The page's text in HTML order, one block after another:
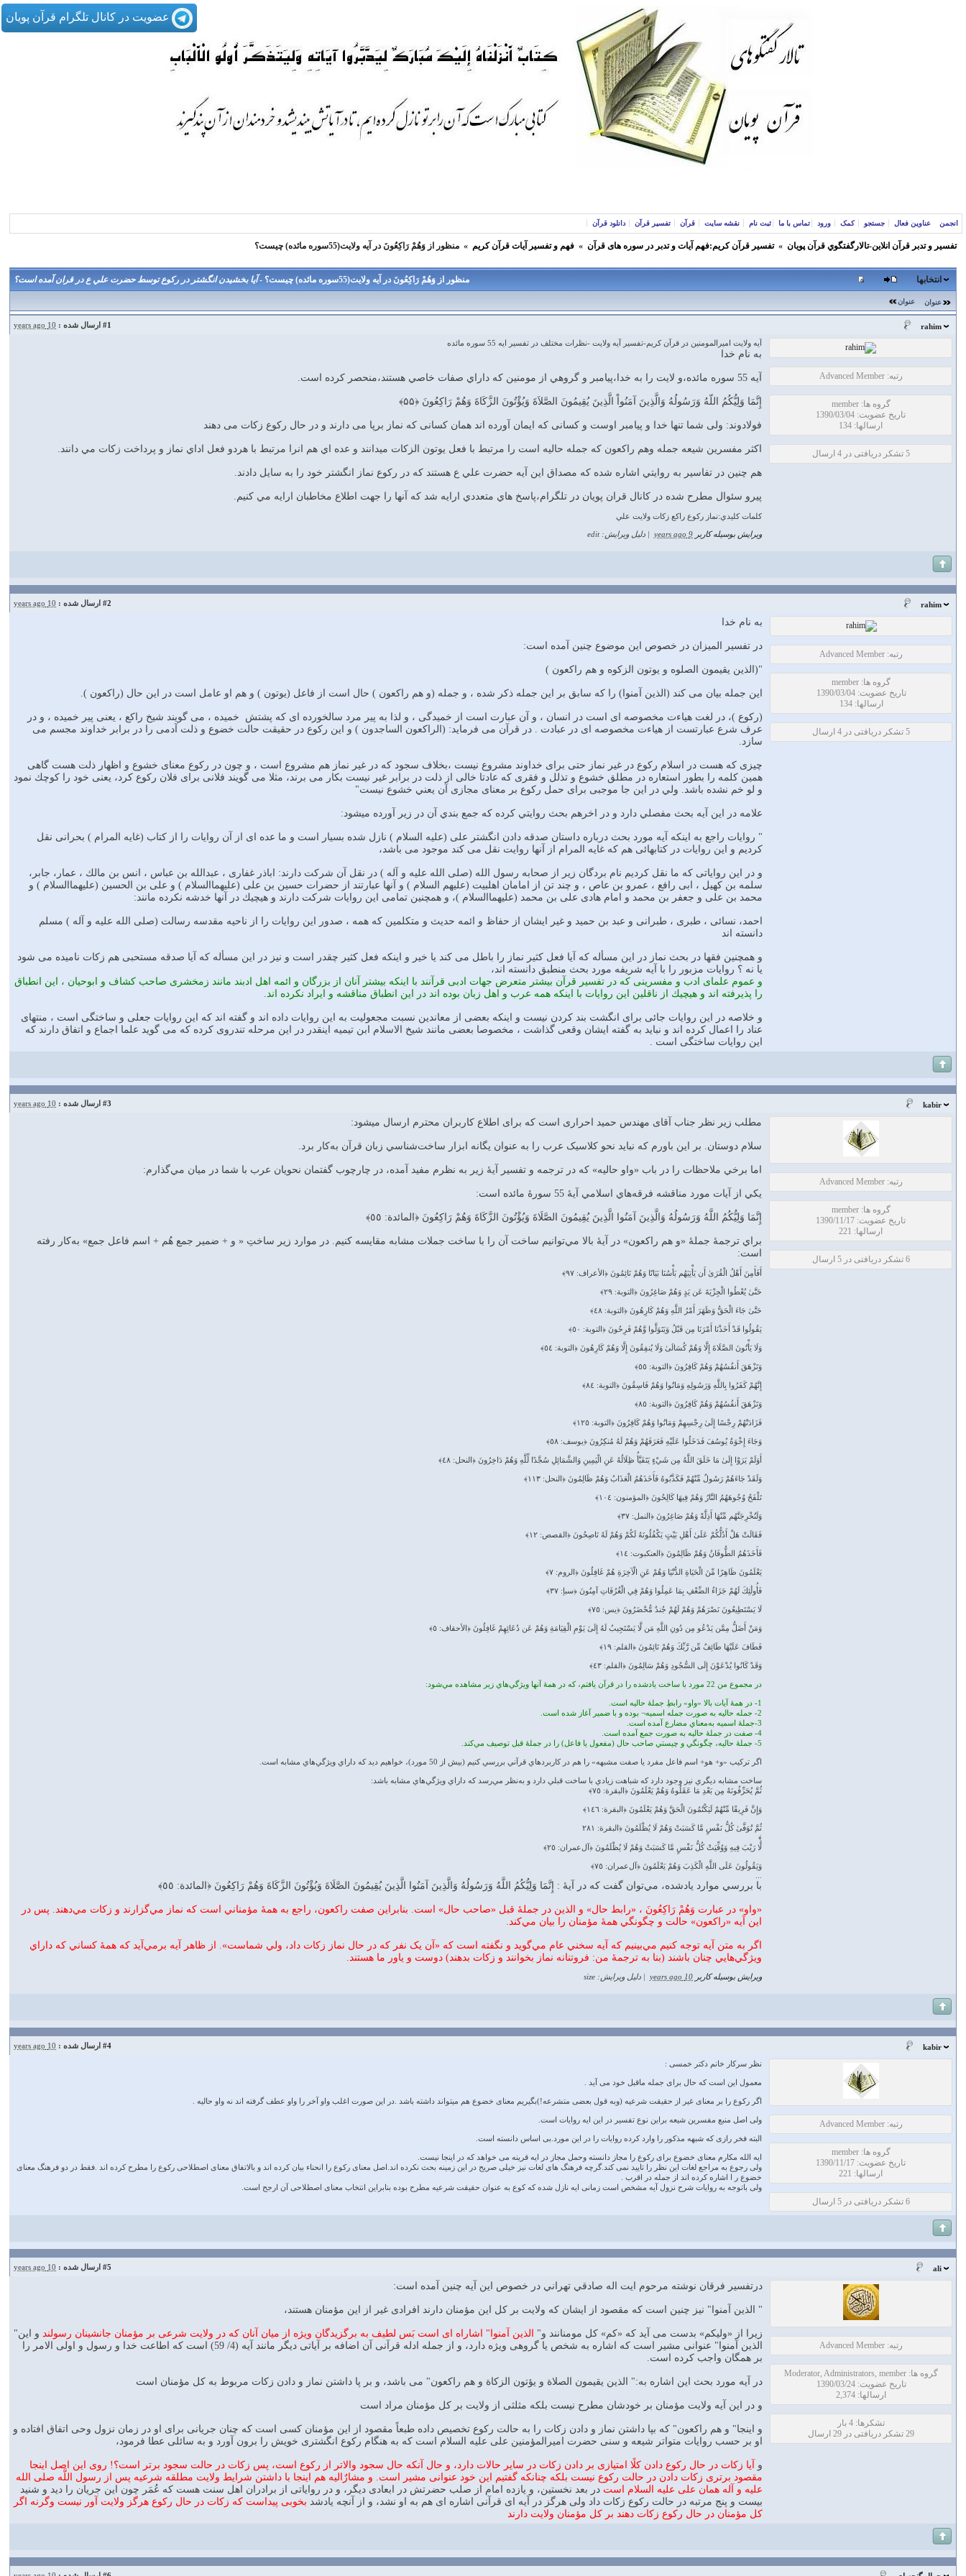
عضویت در کانال تلگرام قرآن پویان
انجمن عناوین فعال جستجو کمک ورود تماس با ما ثبت نام نقشه سایت قرآن تفسیر قرآن دانلود قرآن
تفسير و‌ تدبر قرآن انلاين-تالارگفتگوي قرآن پویان » تفسير قرآن كريم:فهم آيات و تدبر در سوره های قرآن » فهم و تفسير آيات قرآن كريم » منظور از وَهُمْ رَاكِعُونَ در آيه ولايت(55سوره مائده) چيست؟
منظور از وَهُمْ رَاكِعُونَ در آيه ولايت(55سوره مائده) چيست؟ - آيا بخشيدن انگشتر در ركوع توسط حضرت علي ع در قران آمده است؟ انتخابها
عنوان عنوان
rahim
#1 ارسال شده : 10 years ago
رتبه: Advanced Member
گروه ها: member
تاریخ عضویت: 1390/03/04
ارسالها: 134
5 تشکر دریافتی در 4 ارسال
آيه ولايت اميرالمومنين در قرآن كريم-تفسير آيه ولايت -نظرات مختلف در تفسير ايه 55 سوره مائده
به نام خدا
آيه 55 سوره مائده،و لايت را به خدا،پيامبر و گروهي از مومنين كه داراي صفات خاصي هستند،منحصر كرده است.
إِنَّمَا وَلِيُّكُمُ اللّهُ وَرَسُولُهُ وَالَّذِينَ آمَنُواْ الَّذِينَ يُقِيمُونَ الصَّلاَةَ وَيُؤْتُونَ الزَّكَاةَ وَهُمْ رَاكِعُونَ ﴿۵۵﴾
فولادوند: ولى شما تنها خدا و پيامبر اوست و كسانى كه ايمان آورده‏ اند همان كسانى كه نماز برپا مى ‏دارند و در حال ركوع زكات مى‏ دهند
اكثر مفسرين شيعه جمله وهم راكعون كه جمله حاليه است را مرتبط با فعل يوتون الزكات ميدانند و عده اي هم انرا مرتبط با هردو فعل اداي نماز و پرداخت زكات مي دانند.
هم چنين در تفاسير به روايتي اشاره شده كه مصداق اين آيه حضرت علي ع هستند كه در ركوع نماز انگشتر خود را به سايل دادند.
پيرو سئوال مطرح شده در كانال قران پويان در تلگرام،پاسخ هاي متعددي ارايه شد كه آنها را جهت اطلاع مخاطبان ارايه مي كنيم.
كلمات كليدي:نماز ركوع راكع زكات ولايت علي
ویرایش بوسیله کاربر 9 years ago دلیل ویرایش: edit
rahim
#2 ارسال شده : 10 years ago
رتبه: Advanced Member
گروه ها: member
تاریخ عضویت: 1390/03/04
ارسالها: 134
5 تشکر دریافتی در 4 ارسال
به نام خدا
در تفسير الميزان در خصوص اين موضوع چنين آمده است:
"(الذين يقيمون الصلوه و يوتون الزكوه و هم راكعون )
اين جمله بيان مى كند (الذين آمنوا) را كه سابق بر اين جمله ذكر شده ، و جمله (و هم راكعون ) حال است از فاعل (يوتون ) و هم او عامل است در اين حال (راكعون ).
(ركوع )، در لغت هياءت مخصوصه اى است در انسان ، و آن عبارت است از خميدگى ، و لذا به پير مرد سالخورده اى كه پشتش ‍ خميده ، مى گويند شيخ راكع ، يعنى پير خميده ، و در
عرف شرع عبارتست از هياءت مخصوصه اى در عبادت . در قرآن مى فرمايد: (الراكعون الساجدون ) و اين ركوع در حقيقت حالت خضوع و ذلت آدمى را در برابر خداوند مجسم مى
سازد.
چيزى كه هست در اسلام ركوع در غير نماز حتى براى خداوند مشروع نيست ،بخلاف سجود كه در غير نماز هم مشروع است ، و چون در ركوع معناى خشوع و اظهار ذلت هست گاهى
همين كلمه را بطور استعاره در مطلق خشوع و تذلل و فقرى كه عادتا خالى از ذلت در برابر غير نيست بكار مى برند، مثلا مى گويند فلانى براى فلان ركوع كرد، يعنى خود را كوچك نمود
و لو خم نشده باشد. ولي در اين جا موجبى براى حمل ركوع بر معناى مجازى آن يعني خشوع نيست"
علامه در اين آيه بحث مفصلي دارد و در اخرهم بحث روايتي كرده كه جمع بندي آن در زير آورده ميشود:
" روايات راجع به اينكه آيه مورد بحث درباره داستان صدقه دادن انگشتر على (عليه السلام ) نازل شده بسيار است و ما عده اى از آن روايات را از كتاب (غايه المرام ) بحرانى نقل
كرديم و اين روايات در كتابهائى هم كه غايه المرام از آنها روايت نقل مى كند موجود مى باشد،
و در اين رواياتى كه ما نقل كرديم نام بردگان زير از صحابه رسول الله (صلى الله عليه و آله ) در نقل آن شركت دارند: اباذر غفارى ، عبدالله بن عباس ، انس بن مالك ، عمار، جابر،
سلمه بن كهيل ، ابى رافع ، عمرو بن عاص ، و چند تن از امامان اهلبيت (عليهم السلام ) و آنها عبارتند از حضرات حسين بن على (عليهماالسلام ) و على بن الحسين (عليهماالسلام ) و
محمد بن على و جعفر بن محمد و امام هادى على بن محمد (عليهماالسلام )، و همچنين تمامى اين روايات شركت دارند و هيچيك در آنها خدشه نكرده مانند:
احمد، نسائى ، طبرى ، طبرانى و عبد بن حميد و غير ايشان از حفاظ و ائمه حديث و متكلمين كه همه ، صدور اين روايات را از ناحيه مقدسه رسالت (صلى الله عليه و آله ) مسلم
دانسته اند
و همچنين فقها در بحث نماز در اين مسأله كه آيا فعل كثير نماز را باطل مى كند يا خير و اينكه فعل كثير چقدر است و نيز در اين مسأله كه آيا صدقه مستحبى هم زكات ناميده مى شود
يا نه ؟ روايات مزبور را با آيه شريفه مورد بحث منطبق دانسته اند،
و عموم علماى ادب و مفسرينى كه در تفسير قرآن بيشتر متعرض جهات ادبى قرآنند با اينكه بيشتر آنان از بزرگان و ائمه اهل ادبند مانند زمخشرى صاحب كشاف و ابوحيان ، اين انطباق
را پذيرفته اند و هيچيك از ناقلين اين روايات با اينكه همه عرب و اهل زبان بوده اند در اين انطباق مناقشه و ايراد نكرده اند.
و خلاصه در اين روايات جائى براى انگشت بند كردن نيست و اينكه بعضى از معاندين نسبت مجعوليت به اين روايات داده اند و گفته اند كه اين روايات جعلى و ساختگى است ، منتهاى
عناد را اعمال كرده اند و نبايد به گفته ايشان وقعى گذاشت ، مخصوصا بعضى مانند شيخ الاسلام ابن تيميه اينقدر در اين مرحله تندروى كرده كه مى گويد علما اجماع و اتفاق دارند كه
اين روايات ساختگى است .
kabir
#3 ارسال شده : 10 years ago
رتبه: Advanced Member
گروه ها: member
تاریخ عضویت: 1390/11/17
ارسالها: 221
6 تشکر دریافتی در 5 ارسال
مطلب زیر نظر جناب آقای مهندس حمید احراری است که برای اطلاع کاربران محترم ارسال میشود:
سلام دوستان. بر اين باورم که نبايد نحو کلاسيک عرب را به عنوان يگانه ابزار ساخت‌شناسي زبان قرآن به‌کار برد.
اما برخي ملاحظات را در باب «واو حاليه» که در ترجمه و تفسير آيهٔ زير به نظرم مفيد آمده، در چارچوب گفتمان نحويان عرب با شما در ميان مي‌گذارم:
يکي از آيات مورد مناقشه فرقه‌هاي اسلامي آيهٔ 55 سورهٔ مائده است:
إِنَّمَا وَلِيُّكُمُ اللَّهُ وَرَسُولُهُ وَالَّذِينَ آمَنُوا الَّذِينَ يُقِيمُونَ الصَّلَاةَ وَيُؤْتُونَ الزَّكَاةَ وَهُمْ رَاكِعُونَ ﴿المائدة: ٥٥﴾
براي ترجمهٔ جملهٔ «و هم راکعون» در آيهٔ بالا مي‌توانيم ساخت آن را با ساخت جملات مشابه مقايسه کنيم. در موارد زير ساختِ « و + ضمير جمع هُم + اسم فاعل جمع» به‌کار رفته
است:
أَفَأَمِنَ أَهْلُ الْقُرَىٰ أَن يَأْتِيَهُم بَأْسُنَا بَيَاتًا وَهُمْ نَائِمُونَ ﴿الأعراف: ٩٧﴾
حَتَّىٰ يُعْطُوا الْجِزْيَةَ عَن يَدٍ وَهُمْ صَاغِرُونَ ﴿التوبة: ٢٩﴾
حَتَّىٰ جَاءَ الْحَقُّ وَظَهَرَ أَمْرُ اللَّهِ وَهُمْ كَارِهُونَ ﴿التوبة: ٤٨﴾
يَقُولُوا قَدْ أَخَذْنَا أَمْرَنَا مِن قَبْلُ وَيَتَوَلَّوا وَّهُمْ فَرِحُونَ ﴿التوبة: ٥٠﴾
وَلَا يَأْتُونَ الصَّلَاةَ إِلَّا وَهُمْ كُسَالَىٰ وَلَا يُنفِقُونَ إِلَّا وَهُمْ كَارِهُونَ ﴿التوبة: ٥٤﴾
وَتَزْهَقَ أَنفُسُهُمْ وَهُمْ كَافِرُونَ ﴿التوبة: ٥٥﴾
إِنَّهُمْ كَفَرُوا بِاللَّهِ وَرَسُولِهِ وَمَاتُوا وَهُمْ فَاسِقُونَ ﴿التوبة: ٨٤﴾
وَتَزْهَقَ أَنفُسُهُمْ وَهُمْ كَافِرُونَ ﴿التوبة: ٨٥﴾
فَزَادَتْهُمْ رِجْسًا إِلَىٰ رِجْسِهِمْ وَمَاتُوا وَهُمْ كَافِرُونَ ﴿التوبة: ١٢٥﴾
وَجَاءَ إِخْوَةُ يُوسُفَ فَدَخَلُوا عَلَيْهِ فَعَرَفَهُمْ وَهُمْ لَهُ مُنكِرُونَ ﴿يوسف: ٥٨﴾
أَوَلَمْ يَرَوْا إِلَىٰ مَا خَلَقَ اللَّهُ مِن شَيْءٍ يَتَفَيَّأُ ظِلَالُهُ عَنِ الْيَمِينِ وَالشَّمَائِلِ سُجَّدًا لِّلَّهِ وَهُمْ دَاخِرُونَ ﴿النحل: ٤٨﴾
وَلَقَدْ جَاءَهُمْ رَسُولٌ مِّنْهُمْ فَكَذَّبُوهُ فَأَخَذَهُمُ الْعَذَابُ وَهُمْ ظَالِمُونَ ﴿النحل: ١١٣﴾
تَلْفَحُ وُجُوهَهُمُ النَّارُ وَهُمْ فِيهَا كَالِحُونَ ﴿المؤمنون: ١٠٤﴾
وَلَنُخْرِجَنَّهُم مِّنْهَا أَذِلَّةً وَهُمْ صَاغِرُونَ ﴿النمل: ٣٧﴾
فَقَالَتْ هَلْ أَدُلُّكُمْ عَلَىٰ أَهْلِ بَيْتٍ يَكْفُلُونَهُ لَكُمْ وَهُمْ لَهُ نَاصِحُونَ ﴿القصص: ١٢﴾
فَأَخَذَهُمُ الطُّوفَانُ وَهُمْ ظَالِمُونَ ﴿العنكبوت: ١٤﴾
يَعْلَمُونَ ظَاهِرًا مِّنَ الْحَيَاةِ الدُّنْيَا وَهُمْ عَنِ الْآخِرَةِ هُمْ غَافِلُونَ ﴿الروم: ٧﴾
فَأُولَٰئِكَ لَهُمْ جَزَاءُ الضِّعْفِ بِمَا عَمِلُوا وَهُمْ فِي الْغُرُفَاتِ آمِنُونَ ﴿سبإ: ٣٧﴾
لَا يَسْتَطِيعُونَ نَصْرَهُمْ وَهُمْ لَهُمْ جُندٌ مُّحْضَرُونَ ﴿يس: ٧٥﴾
وَمَنْ أَضَلُّ مِمَّن يَدْعُو مِن دُونِ اللَّهِ مَن لَّا يَسْتَجِيبُ لَهُ إِلَىٰ يَوْمِ الْقِيَامَةِ وَهُمْ عَن دُعَائِهِمْ غَافِلُونَ ﴿الأحقاف: ٥﴾
فَطَافَ عَلَيْهَا طَائِفٌ مِّن رَّبِّكَ وَهُمْ نَائِمُونَ ﴿القلم: ١٩﴾
وَقَدْ كَانُوا يُدْعَوْنَ إِلَى السُّجُودِ وَهُمْ سَالِمُونَ ﴿القلم: ٤٣﴾
در مجموع من 22 مورد با ساخت يادشده را در قرآن يافتم، که در همهٔ آنها ويژگي‌هاي زير مشاهده مي‌شود:
1- در همهٔ آيات بالا «واو» رابطِ جملهٔ حاليه است.
2- جمله حالیه به صورت جمله اسمیه¬ بوده و با ضمیر آغاز شده است.
3-جملهٔ اسميه به‌معناي مضارع آمده است.
4- صفت در جملهٔ حاليه به صورت جمع آمده است.
5- جملهٔ حاليه، چگونگي و چيستي صاحب حال (مفعول يا فاعل) را در جملهٔ قبل توصيف مي‌کند.
اگر ترکيب «و+ هو+ اسم فاعل مفرد يا صفت مشبهه» را هم در کاربردهاي قرآني بررسي کنيم (بيش از 50 مورد)، خواهيم ديد که داراي ويژگي‌هاي مشابه است.
ساخت مشابه ديگري نيز وجود دارد که شباهت زيادي با ساخت قبلي دارد و به‌نظر مي‌رسد که داراي ويژگي‌هاي مشابه باشد:
ثُمَّ يُحَرِّفُونَهُ مِن بَعْدِ مَا عَقَلُوهُ وَهُمْ يَعْلَمُونَ ﴿البقرة: ٧٥﴾
وَإِنَّ فَرِيقًا مِّنْهُمْ لَيَكْتُمُونَ الْحَقَّ وَهُمْ يَعْلَمُونَ ﴿البقرة: ١٤٦﴾
ثُمَّ تُوَفَّىٰ كُلُّ نَفْسٍ مَّا كَسَبَتْ وَهُمْ لَا يُظْلَمُونَ ﴿البقرة: ٢٨١
﴾
لَّا رَيْبَ فِيهِ وَوُفِّيَتْ كُلُّ نَفْسٍ مَّا كَسَبَتْ وَهُمْ لَا يُظْلَمُونَ ﴿آل‌عمران: ٢٥﴾
وَيَقُولُونَ عَلَى اللَّهِ الْكَذِبَ وَهُمْ يَعْلَمُونَ ﴿آل‌عمران: ٧٥﴾
با بررسي موارد يادشده، مي‌توان گفت که در آيهٔ : إِنَّمَا وَلِيُّكُمُ اللَّهُ وَرَسُولُهُ وَالَّذِينَ آمَنُوا الَّذِينَ يُقِيمُونَ الصَّلَاةَ وَيُؤْتُونَ الزَّكَاةَ وَهُمْ رَاكِعُونَ ﴿المائدة: ٥٥﴾
«واو» در عبارت وَهُمْ رَاكِعُونَ ، «رابط حال» و الذين در جملهٔ قبل «صاحب حال» است. بنابراين صفت راکعون، راجع به همهٔ مؤمناني است که نماز مي‌گزارند و زکات مي‌دهند. پس در
اين آيه «راکعون» حالت و چگونگي همهٔ مؤمنان را بيان مي‌کند.
اگر به متن آيه توجه کنيم مي‌بينيم که آيه سخني عام مي‌گويد و نگفته است که «آن يک نفر که در حال نماز زکات داد، ولي شماست». از ظاهر آيه برمي‌آيد که همهٔ کساني که داراي
ويژگي‌هايي چنان باشند (بنا به ترجمهٔ من: فروتنانه نماز بخوانند و زکات بدهند) دوست و ياور ما هستند.
ویرایش بوسیله کاربر 10 years ago دلیل ویرایش: size
kabir
#4 ارسال شده : 10 years ago
رتبه: Advanced Member
گروه ها: member
تاریخ عضویت: 1390/11/17
ارسالها: 221
6 تشکر دریافتی در 5 ارسال
نظر سرکار خانم دکتر خمسی :
معمول این است که حال برای جمله ماقبل خود می آید .
اگر رکوع را بر معنای غیر از حقیقت شرعیه (وبه قول بعضی متشرعه!)بگیریم معنای خضوع هم میتواند داشته باشد .در این صورت اغلب واو آخر را واو عطف گرفته اند نه واو حالیه .
ولی اصل منبع مفسرین شیعه براین نوع تفسیر در این ایه روایات است.
البته فخر رازی که شبهه مذکور را وارد کرده روایات را در این مورد.بی اساس دانسته است.
ایه الله مکارم معنای خضوع برای رکوع را مجاز دانسته وحمل مجاز در ایه قرینه می خواهد که در اینجا نیست.
ولی رجوع به مراجع لغات این نظر را تایید نمی کند.گرچه فرهنگ های لغات نیز خیلی صریح در این زمینه بحث نکرده اند.اصل معنای رکوع را انحناء بیان کرده اند و بالاتفاق معنای اصطلاحی رکوع را مطرح کرده اند .فقط در دو فرهنگ معنای
خضوع ر ا اشاره کرده اند از جمله در اقرب .
ولی باتوجه به روایات شرح نزول آیه مشخص است زمانی ایه نازل شده که کوع به عنوان حقیقت شرعیه مطرح بوده بنابراین انتخاب معنای اصطلاحی آن ارجح است.
ali
#5 ارسال شده : 10 years ago
رتبه: Advanced Member
گروه ها: Moderator, Administrators, member
تاریخ عضویت: 1390/03/24
ارسالها: 2,374
تشکرها: 4 بار
29 تشکر دریافتی در 29 ارسال
درتفسير فرقان نوشته مرحوم ايت اله صادقي تهراني در خصوص اين آيه چنين آمده است:
" الذين آمنوا" نيز چنين است كه مقصود از ايشان كه ولايت بر كل اين مؤمنان دارند افرادى غير از اين مؤمنان هستند،
زيرا از «وليكم» بدست مى آيد كه «كم» كل مومنانند و" الذين آمنوا" اشاراه اى است بَس لطيف به برگزيدگان ويژه از ميان آنان كه در ولايت شرعى بر مؤمنان جانشينان رسولند و اين"
الذين آمنوا" عنوانى مشير است كه اشاره به شخص يا گروهى ويژه دارد، و از جمله ادله قرآنى آن اضافه بر آياتى ديگر مانند آيه (4/ 59) است كه اطاعت خدا و رسول و اولى الامر را
بر همگان واجب كرده است.
در آيه مورد بحث اين اشاره به:" الذين يقيمون الصلاة و يؤتون الزكاة و هم راكعون" مى باشد، و بر پا داشتن نماز و دادن زكات مربوط به كل مؤمنان است
و در اين آيه ولايت مؤمنان بر خودشان مطرح نيست بلكه مثلثى از ولايت بر كل مؤمنان مراد است
و اينجا" و هم راكعون" كه بپا داشتن نماز و دادن زكات را به حالت ركوع تخصيص داده طبعاً مقصود از اين مؤمنان كسى است كه چنان جريانى براى او در زمان نزول وحى اتفاق افتاده و
او بر حسب روايات متواتر شيعه و سنى حضرت اميرالمؤمنين على عليه السلام است كه به هنگام ركوع انگشترى خويش را برون آورد و به سائلى عطا فرمود،
و
آيا زكات در حال ركوع دادن كلًا امتيازى بر دادن زكات در ساير حالات دارد، و حال آنكه حال سجود والاتر از ركوع است، پس زكات در حالت سجود برتر است؟! روى اين اصل اينجا
مقصود برترى زكات دادن در حالت ركوع نيست بلكه چنانكه گفتيم اين خود عنوانى مشير است. و مشارٌاليه هم اينجا با داشتن شرايط ولايت مطلقه شرعيه پس از رسول اللَّه صلى الله
عليه و آله همان على عليه السلام است در بعد نخستين، و يازده امام از صلب حضرتش در ابعادى ديگر، و در رواياتى از برادران اهل سنت هست كه عُمَر چون اين جريان را ديد و شنيد
بيست و پنج مرتبه در حالت ركوع زكات داد ولى هرگز در آيه اى قرآنى اشاره اى هم به او نشد، و از آنچه يادشد بخوبى پيداست كه زكات در حال ركوع هرگز ولايت آور نيست وگرنه اگر
كل مؤمنان در حال ركوع زكات دهند بر كل مؤمنان ولايت دارند